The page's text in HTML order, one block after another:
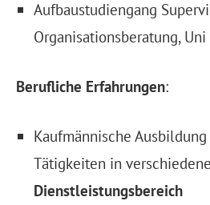
Aufbaustudiengang
Organisationsberatung, Uni
Berufliche Erfahrungen:
Kaufmännische
Tätigkeiten in
Dienstleistungsbereich